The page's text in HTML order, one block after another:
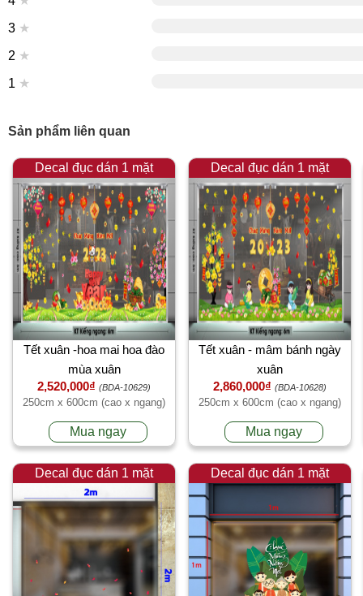
3 ★
2 ★
1 ★
Sản phẩm liên quan
Decal đục dán 1 mặt
Tết xuân -hoa mai hoa đào
mùa xuân
2,520,000₫ (BDA-10629)
250cm x 600cm (cao x ngang)
Mua ngay
Decal đục dán 1 mặt
Tết xuân - mâm bánh ngày
xuân
2,860,000₫ (BDA-10628)
250cm x 600cm (cao x ngang)
Mua ngay
Decal đục dán 1 mặt Decal đục dán 1 mặt